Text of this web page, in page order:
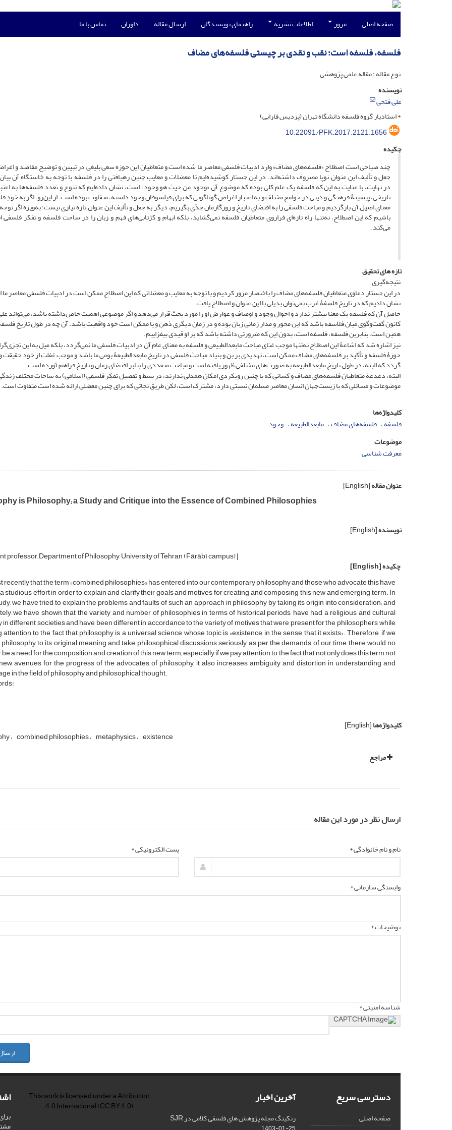
صفحه اصلی مرور اطلاعات نشریه راهنمای نویسندگان ارسال مقاله داوران تماس با ما
فلسفه، فلسفه است؛ نقب و نقدی بر چیستی فلسفه‌های مضاف
نوع مقاله : مقاله علمی پژوهشی
نویسنده
علی فتحی
* استادیار گروه فلسفه دانشگاه تهران (پردیس فارابی)
10.22091/PFK.2017.2121.1656
چکیده
چند صباحی است اصطلاح «فلسفه‌های مضاف» وارد ادبیات فلسفی معاصر ما شده است و متعاطیان این حوزه سعی بلیغی در تبیین و توضیح مقاصد و
جعل و تألیف این عنوان نوپا مصروف داشته‌اند. در این جستار کوشیده‌ایم تا معضلات و معایب چنین رهیافتی را در فلسفه با توجه به خاستگاه آن
در نهایت، با عنایت به این که فلسفه یک علم کلی بوده که موضوع آن «وجود من حیث هو وجود» است، نشان داده‌ایم که تنوع و تعدد فلسفه‌ها به
تاریخی، پیشینۀ فرهنگی و دینی در جوامع مختلف و به اعتبار اغراض گوناگونی که برای ‌فیلسوفان وجود داشته، متفاوت بوده است. از این‌رو، اگر به خودِ
معنای اصیل آن بازگردیم و مباحث فلسفی را به اقتضای تاریخ و روزگارمان جدّی بگیریم، دیگر به جعل و تألیف این عنوانِ تازه نیازی نیست؛ به‌ویژه ‌اگر
باشیم که این اصطلاح، نه‌تنها راه تازه‌ای فراروی متعاطیان فلسفه نمی‌گشاید، بلکه ابهام‌ و کژتابی‌های فهم و زبان را در ساحت فلسفه و تفکر فلسفی
می‌کند‌.
تازه های تحقیق
نتیجه‌گیری
در این جستار دعاوی متعاطیان فلسفه‌های مضاف را باختصار مرور کردیم و با توجه به معایب و معضلاتی که این اصطلاح ممکن است در ادبیات فلسفی معاصر ما
نشان دادیم که در تاریخ فلسفۀ غرب نمی‌توان بدیلی با این عنوان و اصطلاح یافت.
حاصل آن که فلسفه یک معنا بیشتر ندارد و احوال وجود و اوصاف و عوارض او را مورد بحث قرار می‌دهد و اگر موضوعی اهمیت خاص‌داشته باشد، می‌تواند
کانون گفت‌وگوی میان فلاسفه باشد که این محور و مدار زمانی زبان بوده و در زمان دیگری ذهن و یا ممکن است خود واقعیت باشد. آن چه در طول تاریخ
همین است. بنابرین فلسفه، فلسفه است، بدون این که ضرورتی داشته باشد که بر او قیدی بیفزاییم.
نیز اشاره شد که اشاعۀ این اصطلاح نه‌تنها موجب غنای مباحث مابعدالطبیعی و فلسفه به معنای عام آن در ادبیات فلسفی ما نمی‌گردد، بلکه میل به این
حوزۀ فلسفه و تأکید بر فلسفه‌های مضاف ممکن است، تهدیدی بر بن و بنیاد مباحث فلسفی در تاریخ مابعدالطبیعۀ بومی ما باشد و موجب غفلت از خود
گردد که البته، در طول تاریخ مابعدالطبیعه به صورت‌های مختلفی ظهور یافته است و مباحث متعددی را بنابر اقتضای زمان و تاریخ فراهم آورده است.
البته، دغدغۀ متعاطیان فلسفه‌های مضاف و کسانی که با چنین رویکردی امکان همدلی ندارند، در بسط و تفصیل تفکر فلسفی (اسلامی) به ساحات مختلف
موضوعات و مسائلی که با زیست‌جهان انسان معاصر مسلمان نسبتی دارد، مشترک است، لکن طریق نجاتی که برای چنین معضلی ارائه شده است متفاوت است.
کلیدواژه‌ها
فلسفه فلسفه‌های مضاف مابعدالطبیعه وجود
موضوعات
معرفت شناسی
عنوان مقاله[English]
is Philosophy; a Study and Critique into the Essence of Combined Philosophies
نویسنده[English]
professor, Department of Philosophy, University of Tehran (Fārābī campus) |
چکیده[English]
recently that the term «combined philosophies» has entered into our contemporary philosophy and those who advocate this have
studious effort in order to explain and clarify their goals and motives for creating and composing this new and emerging term. In
we have tried to explain the problems and faults of such an approach in philosophy by taking its origin into consideration; and
we have shown that the variety and number of philosophies in terms of historical periods, have had a religious and cultural
in different societies and have been different in accordance to the variety of motives that were present for the philosophers, while
attention to the fact that philosophy is a universal science whose topic is «existence in the sense that it exists». Therefore, if we
to its original meaning and take philosophical discussions seriously as per the demands of our time, there would no
a need for the composition and creation of this new term; especially if we pay attention to the fact that not only does this term not
avenues for the progress of the advocates of philosophy, it also increases ambiguity and distortion in understanding and
in the field of philosophy and philosophical thought.
کلیدواژه‌ها[English]
combined philosophies metaphysics existence
مراجع
ارسال نظر در مورد این مقاله
نام و نام خانوادگی * پست الکترونیکی *
وابستگی سازمانی *
توضیحات *
شناسه امنیتی *
دسترسی سریع
صفحه اصلی
آخرین اخبار
رنکینگ مجله پژوهش های فلسفی کلامی در SJR
This work is licensed under aAttribution
4.0 International(CC BY 4.0)